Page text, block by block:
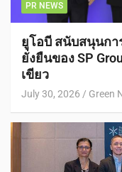
PR NEWS
ยูโอบี สนับสนุนก
ยั่งยืนของ SP
เขียว
July 30, 2026 Green